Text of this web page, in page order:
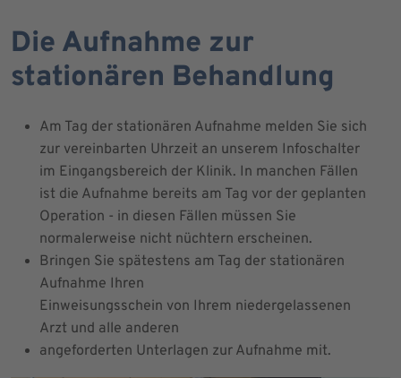
Die Aufnahme zur
stationären Behandlung
Am Tag der stationären Aufnahme melden Sie sich
zur vereinbarten Uhrzeit an unserem Infoschalter
im Eingangsbereich der Klinik. In manchen Fällen
ist die Aufnahme bereits am Tag vor der geplanten
Operation - in diesen Fällen müssen Sie
normalerweise nicht nüchtern erscheinen.
Bringen Sie spätestens am Tag der stationären
Aufnahme Ihren
Einweisungsschein von Ihrem niedergelassenen
Arzt und alle anderen
angeforderten Unterlagen zur Aufnahme mit.